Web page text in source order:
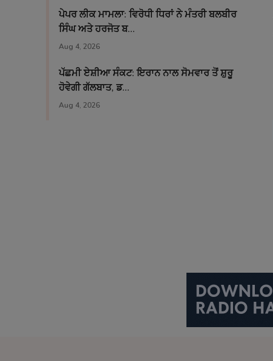
ਪੇਪਰ ਲੀਕ ਮਾਮਲਾ: ਵਿਰੋਧੀ ਧਿਰਾਂ ਨੇ ਮੰਤਰੀ ਬਲਬੀਰ
ਸਿੰਘ ਅਤੇ ਹਰਜੋਤ ਬ...
Aug 4, 2026
ਪੱਛਮੀ ਏਸ਼ੀਆ ਸੰਕਟ: ਇਰਾਨ ਨਾਲ ਸੋਮਵਾਰ ਤੋਂ ਸ਼ੁਰੂ
ਹੋਵੇਗੀ ਗੱਲਬਾਤ, ਡ...
Aug 4, 2026